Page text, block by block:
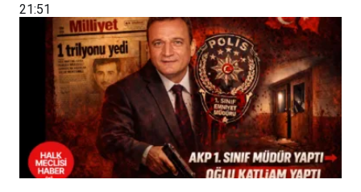
21:51